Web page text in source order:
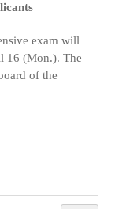
exam will
16 (Mon.). The
of the